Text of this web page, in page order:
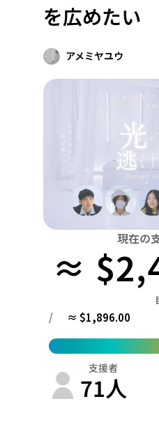
社会貢献
地域からさがす
北海道 青森 岩手
群馬
富山 石川
滋賀
島根 岡山
九州・沖縄
を広めたい
アメミヤユウ
現在の
≈
/ ≈ $1,896.00
支援者
71人